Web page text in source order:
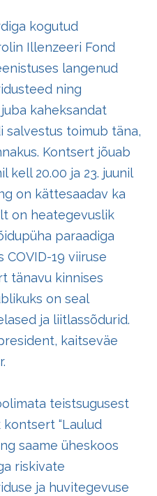
kogutud
Illenzeeri Fond
langenud
ning
kaheksandat
salvestus toimub täna,
Kontsert jõuab
kell 20.00 ja 23. juunil
on kättesaadav ka
on heategevuslik
paraadiga
COVID-19 viiruse
tänavu kinnises
on seal
ja liitlassõdurid.
kaitseväe
teistsugusest
“Laulud
saame üheskoos
riskivate
ja huvitegevuse